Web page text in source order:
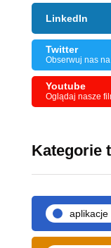
LinkedIn
Twitter
Obserwuj nas
Youtube
Oglądaj nasze
Kategorie
aplikacje